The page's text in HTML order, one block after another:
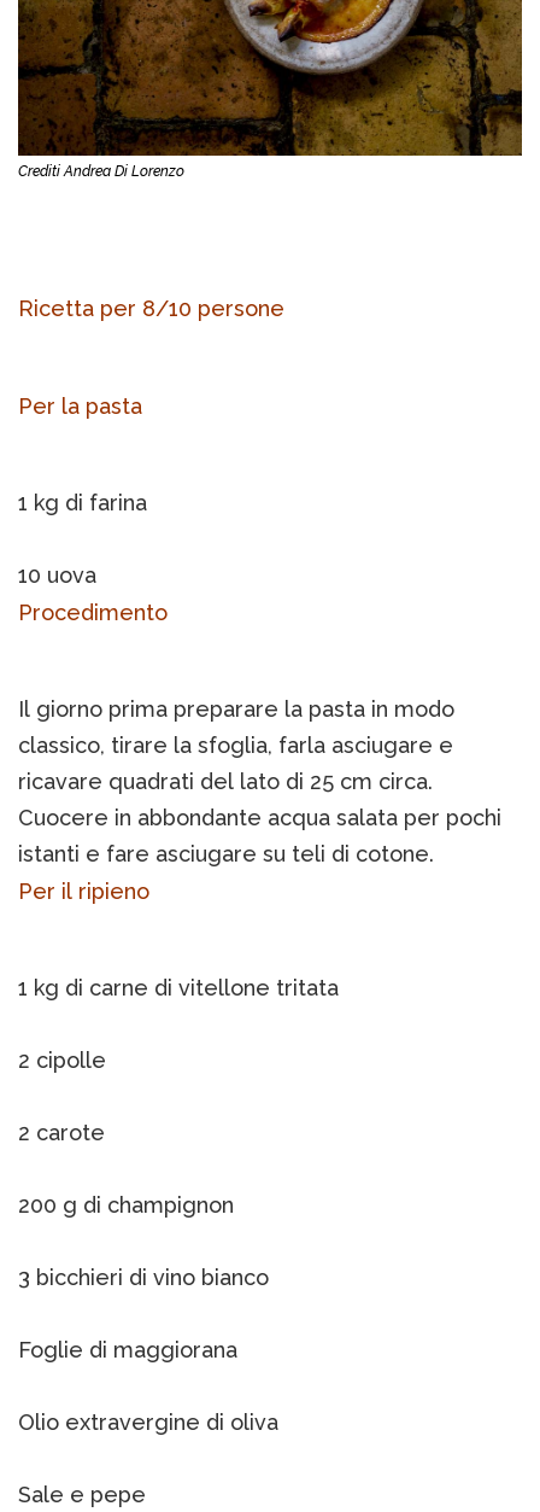
Crediti Andrea Di Lorenzo
Ricetta per 8/10 persone
Per la pasta
1 kg di farina
10 uova
Procedimento
Il giorno prima preparare la pasta in modo
classico, tirare la sfoglia, farla asciugare e
ricavare quadrati del lato di 25 cm circa.
Cuocere in abbondante acqua salata per pochi
istanti e fare asciugare su teli di cotone.
Per il ripieno
1 kg di carne di vitellone tritata
2 cipolle
2 carote
200 g di champignon
3 bicchieri di vino bianco
Foglie di maggiorana
Olio extravergine di oliva
Sale e pepe